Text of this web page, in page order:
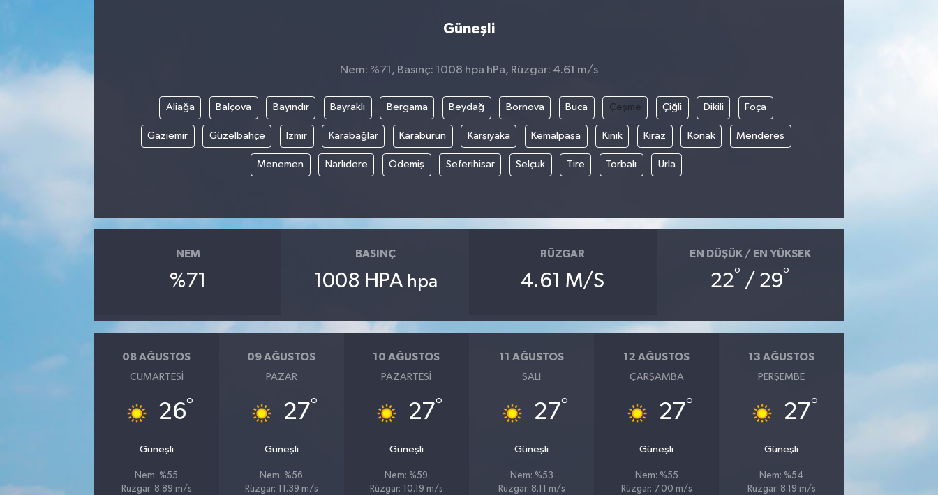
Güneşli
Nem: %71, Basınç: 1008 hpa hPa, Rüzgar: 4.61 m/s
Aliağa Balçova Bayındır Bayraklı Bergama Beydağ Bornova Buca Çeşme Çiğli Dikili Foça
Gaziemir Güzelbahçe İzmir Karabağlar Karaburun Karşıyaka Kemalpaşa Kınık Kiraz Konak Menderes
Menemen Narlıdere Ödemiş Seferihisar Selçuk Tire Torbalı Urla
NEM
%71
BASINÇ
1008 HPA hpa
RÜZGAR
4.61 M/S
EN DÜŞÜK / EN YÜKSEK
22° / 29°
08 AĞUSTOS
CUMARTESI
26°
Güneşli
Nem: %55
Rüzgar: 8.89 m/s
09 AĞUSTOS
PAZAR
27°
Güneşli
Nem: %56
Rüzgar: 11.39 m/s
10 AĞUSTOS
PAZARTESI
27°
Güneşli
Nem: %59
Rüzgar: 10.19 m/s
11 AĞUSTOS
SALI
27°
Güneşli
Nem: %53
Rüzgar: 8.11 m/s
12 AĞUSTOS
ÇARŞAMBA
27°
Güneşli
Nem: %55
Rüzgar: 7.00 m/s
13 AĞUSTOS
PERŞEMBE
27°
Güneşli
Nem: %54
Rüzgar: 8.19 m/s